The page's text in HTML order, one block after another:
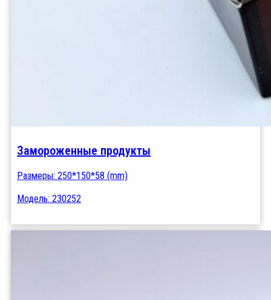
Замороженные продукты
Размеры: 250*150*58 (mm)
Модель: 230252